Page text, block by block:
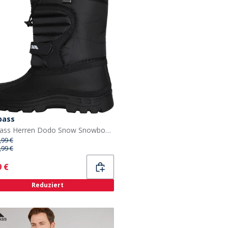
Trespass Herren Dodo Snow Snowboots/Winterstiefel Schwarz
€
€
€
Reduziert